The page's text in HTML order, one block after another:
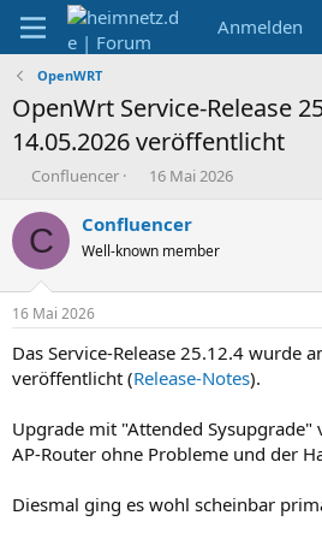
Anmelden
OpenWRT
OpenWrt Service-Release
14.05.2026 veröffentlicht
E
s
t
e
r
Confluencer
E
s
e
t
a
m
16 Mai 2026
C Confluencer
Well-known member
16 Mai 2026
Das Service-Release 25.12.4 wurde
veröffentlicht (Release-Notes).
Upgrade mit "Attended Sysupgrade"
AP-Router ohne Probleme und der
Diesmal ging es wohl scheinbar